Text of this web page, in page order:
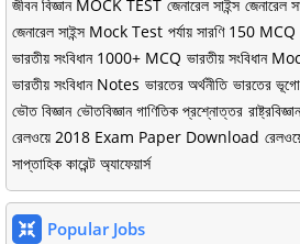
জীবন বিজ্ঞান MOCK TEST জেনারেল সাইন্স জেনারেল
জেনারেল সাইন্স Mock Test পর্যায় সারণি 150 MCQ
ভারতীয় সংবিধান 1000+ MCQ ভারতীয় সংবিধান
ভারতীয় সংবিধান Notes ভারতের অর্থনীতি ভারতের
ভৌত বিজ্ঞান ভৌতবিজ্ঞান গাণিতিক প্রশ্নোত্তর রাষ্ট্রবিজ্ঞান
রেলওয়ে 2018 Exam Paper Download
সাপ্তাহিক কারেন্ট অ্যাফেয়ার্স
Popular Jobs